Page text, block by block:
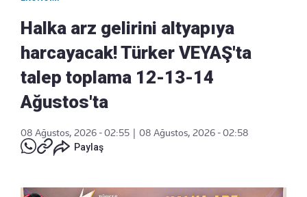
Halka arz gelirini altyapıya
harcayacak! Türker VEYAŞ'ta
talep toplama 12-13-14
Ağustos'ta
08 Ağustos, 2026 - 02:55
08 Ağustos, 2026 - 02:58
Paylaş